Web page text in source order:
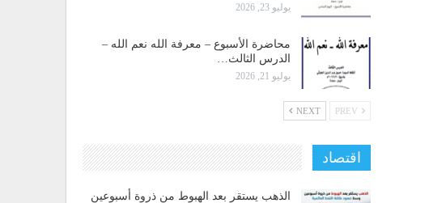
يوليو 23, 2026
محاضرة الأسبوع – معرفة الله نعم الله –
الدرس الثالث…
يوليو 21, 2026
NEXT
اقتصاد
الذهب يستقر بعد الهبوط من ذروة أسبوعين